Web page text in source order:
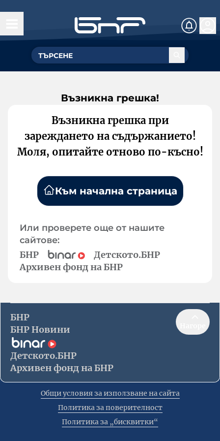
Възникна грешка!
Възникна грешка при
зареждането на съдържанието!
Моля, опитайте отново по-късно!
Към начална страница
Или проверете още от нашите
сайтове:
БНР
Детското.БНР
Архивен фонд на БНР
БНР
БНР Новини
Детското.БНР
Архивен фонд на БНР
Общи условия за използване на сайта
Политика за поверителност
Политика за „бисквитки“